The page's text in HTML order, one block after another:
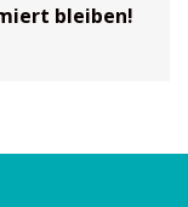
bleiben!